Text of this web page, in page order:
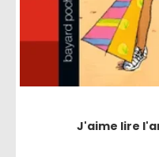
J'aime lire